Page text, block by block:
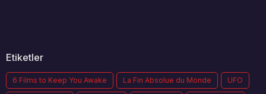
Etiketler
6 Films to Keep You Awake La Fin Absolue du Monde UFO